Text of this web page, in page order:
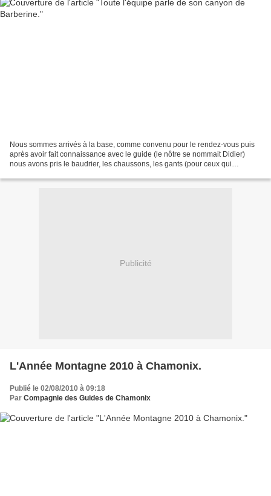
Nous sommes arrivés à la base, comme convenu pour le rendez-vous puis
après avoir fait connaissance avec le guide (le nôtre se nommait Didier)
nous avons pris le baudrier, les chaussons, les gants (pour ceux qui
Publicité
L'Année Montagne 2010 à Chamonix.
Publié le 02/08/2010 à 09:18
Par Compagnie des Guides de Chamonix